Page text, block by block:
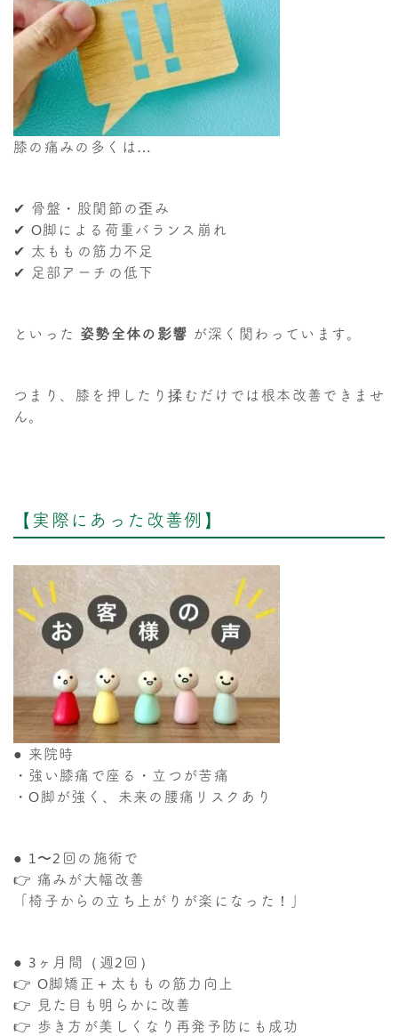
膝の痛みの多くは…
✔ 骨盤・股関節の歪み
✔ O脚による荷重バランス崩れ
✔ 太ももの筋力不足
✔ 足部アーチの低下
といった 姿勢全体の影響 が深く関わっています。
つまり、膝を押したり揉むだけでは根本改善できませ
ん。
【実際にあった改善例】
● 来院時
・強い膝痛で座る・立つが苦痛
・O脚が強く、未来の腰痛リスクあり
● 1〜2回の施術で
👉 痛みが大幅改善
「椅子からの立ち上がりが楽になった！」
● 3ヶ月間（週2回）
👉 O脚矯正＋太ももの筋力向上
👉 見た目も明らかに改善
👉 歩き方が美しくなり再発予防にも成功